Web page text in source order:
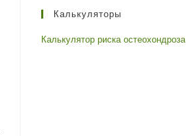
Калькуляторы
Калькулятор риска остеохондроза